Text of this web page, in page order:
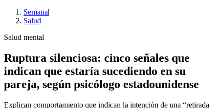
Semana|
Salud
Salud mental
Ruptura silenciosa: cinco señales que
indican que estaría sucediendo en su
pareja, según psicólogo estadounidense
Explican comportamiento que indican la intención de una “retirada